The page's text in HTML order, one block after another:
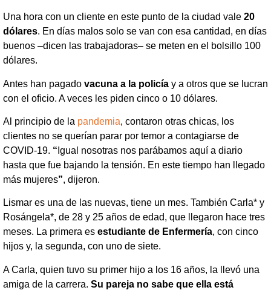
Una hora con un cliente en este punto de la ciudad vale 20
dólares. En días malos solo se van con esa cantidad, en días
buenos –dicen las trabajadoras– se meten en el bolsillo 100
dólares.
Antes han pagado vacuna a la policía y a otros que se lucran
con el oficio. A veces les piden cinco o 10 dólares.
Al principio de la pandemia, contaron otras chicas, los
clientes no se querían parar por temor a contagiarse de
COVID-19. “ Igual nosotras nos parábamos aquí a diario
hasta que fue bajando la tensión. En este tiempo han llegado
más mujeres”, dijeron.
Lismar es una de las nuevas, tiene un mes. También Carla* y
Rosángela*, de 28 y 25 años de edad, que llegaron hace tres
meses. La primera es estudiante de Enfermería, con cinco
hijos y, la segunda, con uno de siete.
A Carla, quien tuvo su primer hijo a los 16 años, la llevó una
amiga de la carrera. Su pareja no sabe que ella está